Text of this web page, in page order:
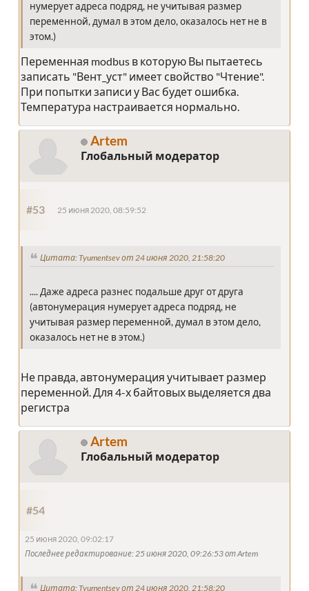
нумерует адреса подряд, не учитывая размер
переменной, думал в этом дело, оказалось нет не в
этом.)
Переменная modbus в которую Вы пытаетесь
записать "Вент_уст" имеет свойство "Чтение".
При попытки записи у Вас будет ошибка.
Температура настраивается нормально.
Artem
Глобальный модератор
#53 25 июня 2020, 08:59:52
Цитата: Tyumentsev от 24 июня 2020, 21:58:20
.... Даже адреса разнес подальше друг от друга
(автонумерация нумерует адреса подряд, не
учитывая размер переменной, думал в этом дело,
оказалось нет не в этом.)
Не правда, автонумерация учитывает размер
переменной. Для 4-х байтовых выделяется два
регистра
Artem
Глобальный модератор
#54
25 июня 2020, 09:02:17
Последнее редактирование: 25 июня 2020, 09:26:53 от Artem
Цитата: Tyumentsev от 24 июня 2020, 21:58:20